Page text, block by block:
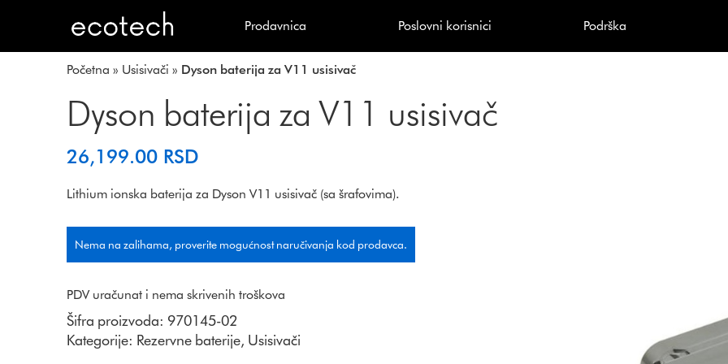
Prodavnica Poslovni korisnici Podrška
Početna » Usisivači » Dyson baterija za V11 usisivač
Dyson baterija za V11 usisivač
26,199.00 RSD
Lithium ionska baterija za Dyson V11 usisivač (sa šrafovima).
Nema na zalihama, proverite mogućnost naručivanja kod prodavca.
PDV uračunat i nema skrivenih troškova
Šifra proizvoda: 970145-02
Kategorije: Rezervne baterije, Usisivači